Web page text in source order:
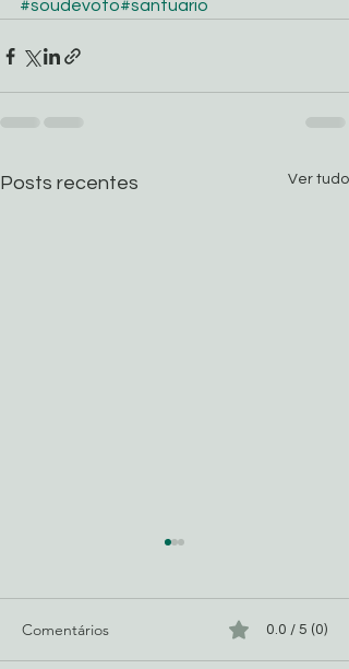
#soudevoto#santuario
Posts recentes Ver tudo
Comentários 0.0 / 5 (0)